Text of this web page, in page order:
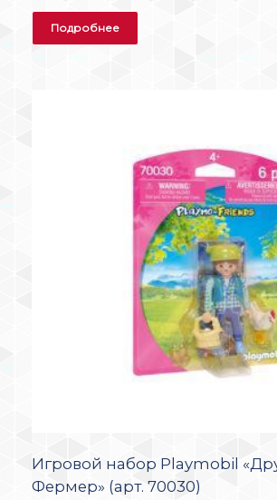
Подробнее
Игровой набор Playmobil
Фермер» (арт. 70030)